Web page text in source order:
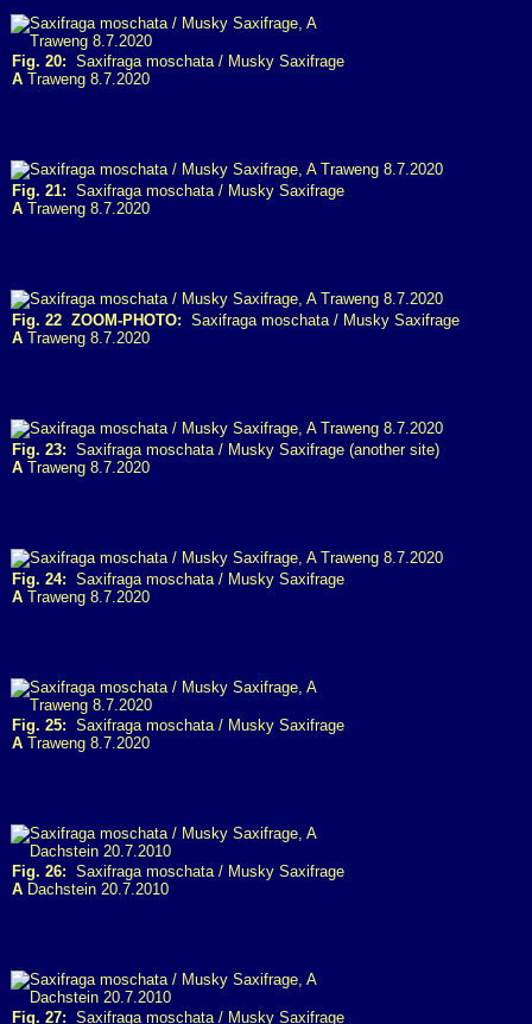
Fig. 20: Saxifraga moschata / Musky Saxifrage
A Traweng 8.7.2020
Fig. 21: Saxifraga moschata / Musky Saxifrage
A Traweng 8.7.2020
Fig. 22 ZOOM-PHOTO: Saxifraga moschata / Musky Saxifrage
A Traweng 8.7.2020
Fig. 23: Saxifraga moschata / Musky Saxifrage (another site)
A Traweng 8.7.2020
Fig. 24: Saxifraga moschata / Musky Saxifrage
A Traweng 8.7.2020
Fig. 25: Saxifraga moschata / Musky Saxifrage
A Traweng 8.7.2020
Fig. 26: Saxifraga moschata / Musky Saxifrage
A Dachstein 20.7.2010
Fig. 27: Saxifraga moschata / Musky Saxifrage